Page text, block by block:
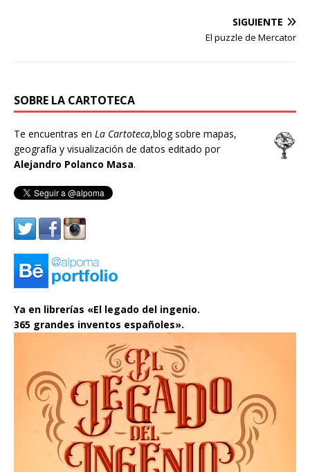
SIGUIENTE
El puzzle de Mercator
SOBRE LA CARTOTECA
Te encuentras en La Cartoteca,blog sobre mapas,
geografía y visualización de datos editado por
Alejandro Polanco Masa.
Ya en librerías «El legado del ingenio.
365 grandes inventos españoles».